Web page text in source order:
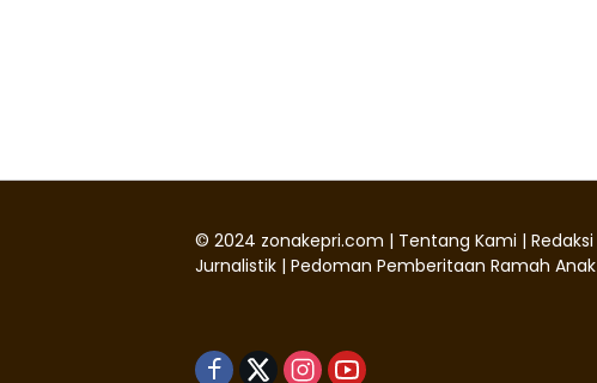
© 2024 zonakepri.com | Tentang Kami | Redaksi
Jurnalistik | Pedoman Pemberitaan Ramah Anak